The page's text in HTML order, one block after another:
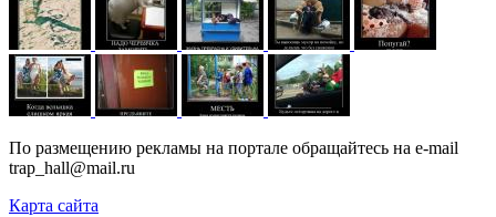
По размещению рекламы на портале обращайтесь на e-mail
trap_hall@mail.ru
Карта сайта